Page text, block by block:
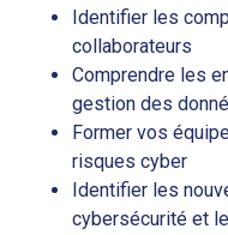
Identifier les
collaborateurs
Comprendre les
gestion des
Former vos
risques cyber
Identifier les
cybersécurité et